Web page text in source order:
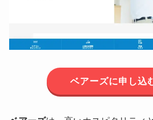
ベアーズに申し込